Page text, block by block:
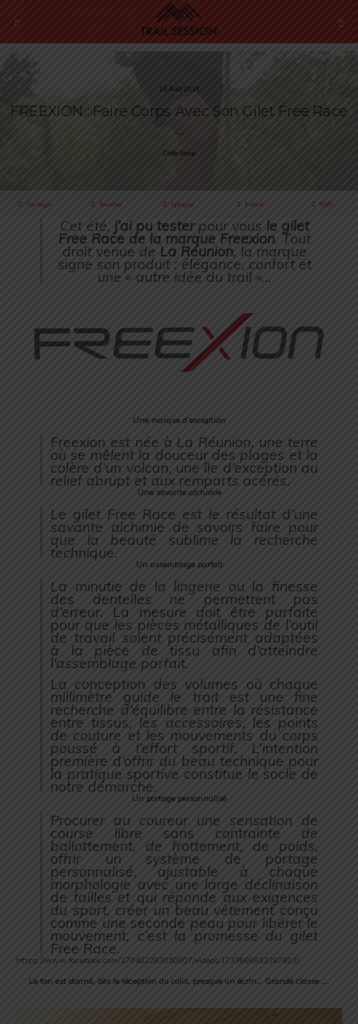
15 Août 2018
FREEXION : Faire Corps Avec Son Gilet Free Race
…
Cédric Masip
Partager Tweeter Épingler E-mail SMS
Cet été, j’ai pu testerpour vous le gilet
Free Race de la marque Freexion. Tout
droit venue de La Réunion, la marque
signe son produit : élégance, confort et
une « autre idée du trail »…
Une marque d’exception
Freexion est née à La Réunion, une terre
où se mêlent la douceur des plages et la
colère d’un volcan, une île d’exception au
relief abrupt et aux remparts acérés.
Une savante alchimie
Le gilet Free Race est le résultat d’une
savante alchimie de savoirs faire pour
que la beauté sublime la recherche
technique.
Un assemblage parfait
La minutie de la lingerie ou la finesse
des dentelles ne permettent pas
d’erreur. La mesure doit être parfaite
pour que les pièces métalliques de l’outil
de travail soient précisément adaptées
à la pièce de tissu afin d’atteindre
l’assemblage parfait.
La conception des volumes où chaque
millimètre guide le trait est une fine
recherche d’équilibre entre la résistance
entre tissus, les accessoires, les points
de couture et les mouvements du corps
poussé à l’effort sportif. L’intention
première d’offrir du beau technique pour
la pratique sportive constitue le socle de
notre démarche.
Un portage personnalisé
Procurer au coureur une sensation de
course libre sans contrainte de
ballottement, de frottement, de poids,
offrir un système de portage
personnalisé, ajustable à chaque
morphologie avec une large déclinaison
de tailles et qui réponde aux exigences
du sport, créer un beau vêtement conçu
comme une seconde peau pour libérer le
mouvement, c’est la promesse du gilet
Free Race.
https://www.facebook.com/170402283050807/videos/1733698833387803/
Le ton est donné, dès le réception du colis, presque un écrin… Grande classe ….